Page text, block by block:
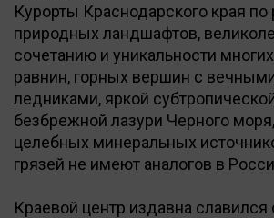
Курорты Краснодарского края
природных ландшафтов,
сочетанию и уникальности
равнин, горных вершин с
ледниками, яркой
безбрежной лазури Черного
целебных минеральных
грязей не имеют аналогов в
Краевой центр издавна славился